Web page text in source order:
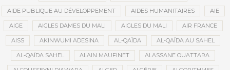
AIDE PUBLIQUE AU DÉVELOPPEMENT AIDES HUMANITAIRES AIE
AIGE AIGLES DAMES DU MALI AIGLES DU MALI AIR FRANCE
AISS AKINWUMI ADESINA AL-QAÏDA AL-QAÏDA AU SAHEL
AL-QAÏDA SAHEL ALAIN MAUFINET ALASSANE OUATTARA